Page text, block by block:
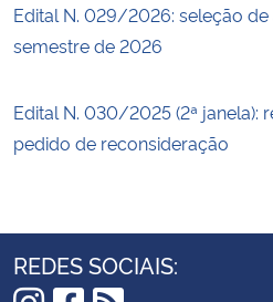
Edital N. 029/2026: seleção
semestre de 2026
Edital N. 030/2025 (2ª janela):
pedido de reconsideração
REDES SOCIAIS: